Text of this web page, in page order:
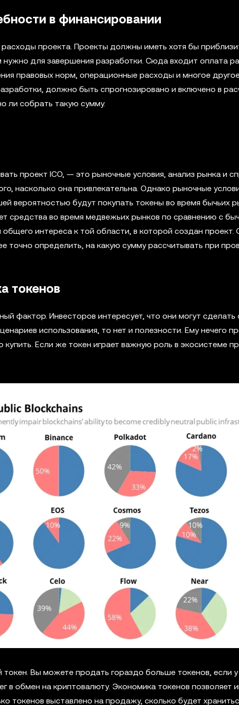
в финансировании
проекта. Проекты должны иметь хотя бы
нужно для завершения разработки. Сюда входит оплата
правовых норм, операционные расходы и многое
должно быть спрогнозировано и включено в
ли собрать такую сумму.
проект ICO, — это рыночные условия, анализ рынка и
насколько она привлекательна. Однако рыночные
вероятностью будут покупать токены во время бычьих
средства во время медвежьих рынков по сравнению с
интереса к той области, в которой создан проект.
определить, на какую сумму рассчитывать при
токенов
фактор. Инвесторов интересует, что они могут сделать
использования, то нет и полезности. Ему нечего
купить. Если же токен играет важную роль в экосистеме
Вы можете продать гораздо больше токенов, если у
в обмен на криптовалюту. Экономика токенов позволяет
токенов выставлено на продажу, сколько будет